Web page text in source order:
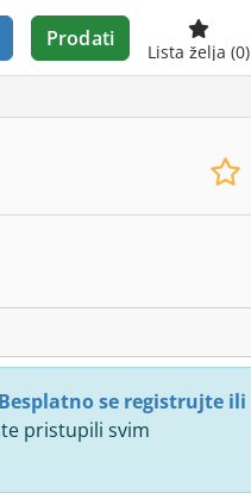
Prodati
Lista želja (0)
Besplatno se registrujte ili
pristupili svim